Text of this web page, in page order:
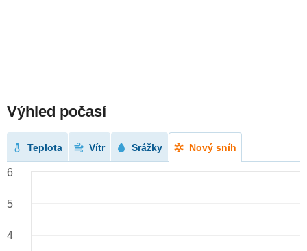
Výhled počasí
Teplota Vítr Srážky Nový sníh
6
5
4